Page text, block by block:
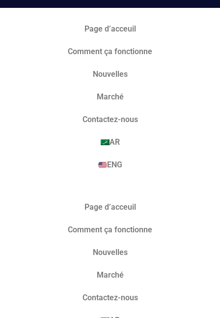
Page d’acceuil
Comment ça fonctionne
Nouvelles
Marché​
Contactez-nous
AR
ENG
Page d’acceuil
Comment ça fonctionne
Nouvelles
Marché​
Contactez-nous